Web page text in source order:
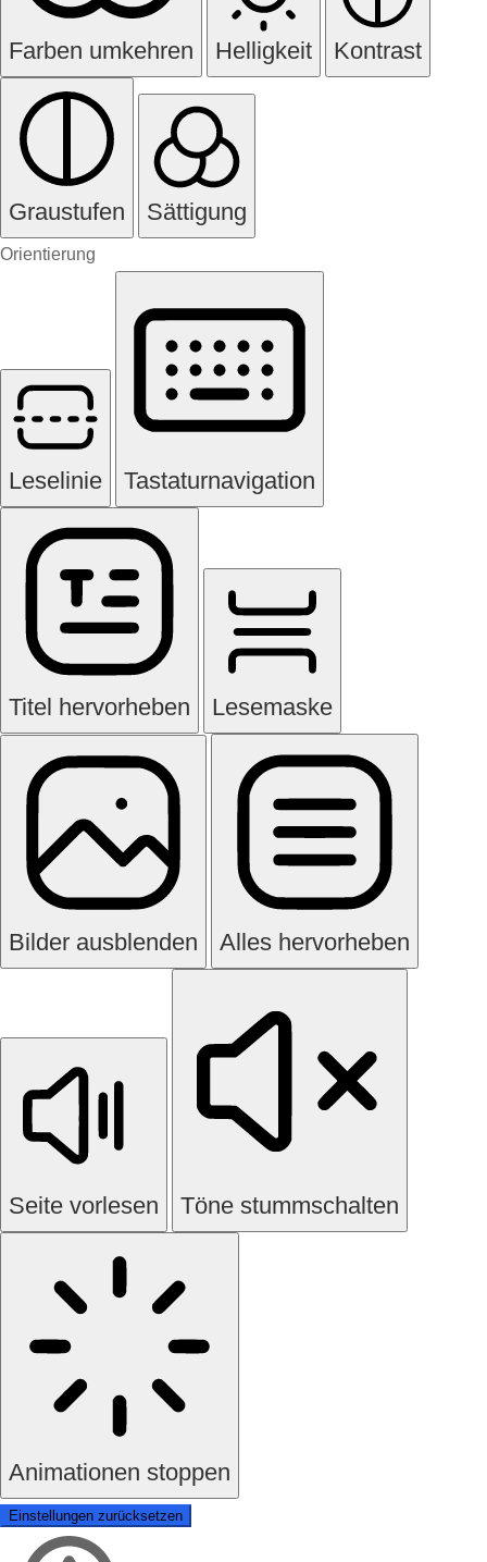
Farben umkehren Helligkeit Kontrast
Graustufen Sättigung
Orientierung
Leselinie Tastaturnavigation
Titel hervorheben Lesemaske
Bilder ausblenden Alles hervorheben
Seite vorlesen Töne stummschalten
Animationen stoppen
Einstellungen zurücksetzen